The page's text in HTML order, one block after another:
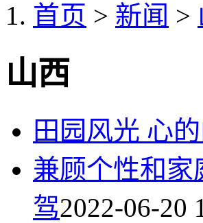
首页 > 新闻 >
山西
田园风光 心
兼顾个性和
驾2022-06-20